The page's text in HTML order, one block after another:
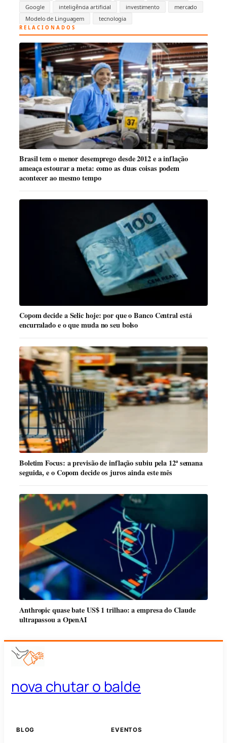
Google
inteligência artificial investimento
mercado
Modelo de Linguagem
tecnologia
RELACIONADOS
Brasil tem o menor desemprego desde 2012 e a inflação
ameaça estourar a meta: como as duas coisas podem
acontecer ao mesmo tempo
Copom decide a Selic hoje: por que o Banco Central está
encurralado e o que muda no seu bolso
Boletim Focus: a previsão de inflação subiu pela 12ª semana
seguida, e o Copom decide os juros ainda este mês
Anthropic quase bate US$ 1 trilhao: a empresa do Claude
ultrapassou a OpenAI
nova chutar o balde
BLOG EVENTOS